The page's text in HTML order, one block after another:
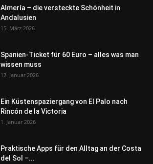
Almería – die versteckte Schönheit in
Andalusien
15. März 2026
Spanien-Ticket für 60 Euro – alles was man
wissen muss
12. Januar 2026
Ein Küstenspaziergang von El Palo nach
Rincón de la Victoria
1. Januar 2026
Praktische Apps für den Alltag an der Costa
del Sol –...